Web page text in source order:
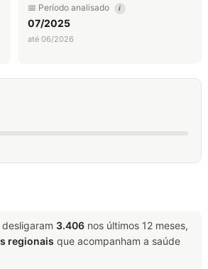
📅 Período analisado i
07/2025
até 06/2026
3.406 nos últimos 12 meses,
regionais que acompanham a saúde